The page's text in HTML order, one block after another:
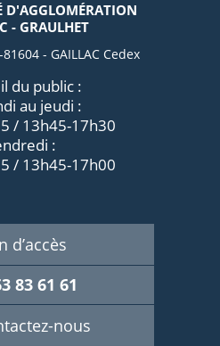
D'AGGLOMÉRATION
- GRAULHET
- GAILLAC Cedex
du public :
au jeudi :
/ 13h45-17h30
:
/ 13h45-17h00
d’accès
83 61 61
nous